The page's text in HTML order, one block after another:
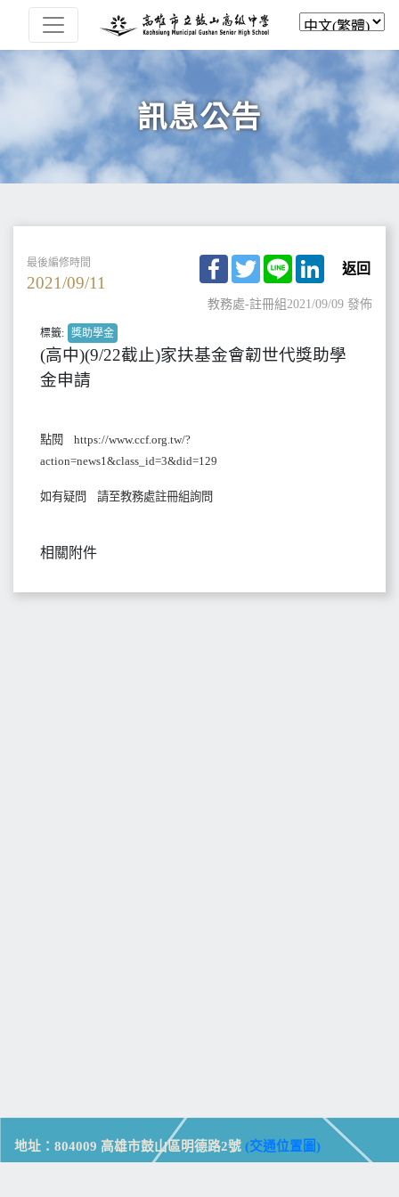
訊息公告
最後編修時間
2021/09/11
Facebook
TwitterLine LinkedIn
返回
教務處-註冊組2021/09/09 發佈
標籤: 獎助學金
(高中)(9/22截止)家扶基金會韌世代獎助學
金申請
點閱
https://www.ccf.org.tw/?
action=news1&class_id=3&did=129
如有疑問 請至教務處註冊組詢問
相關附件
地址：804009 高雄市鼓山區明德路2號 (交通位置圖)